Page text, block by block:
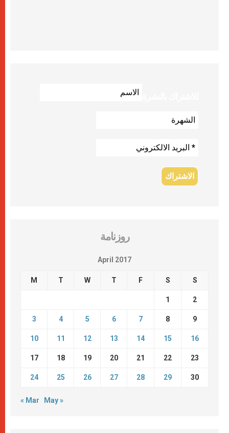
روزنامة
April 2017
M T W T F S S
1 2
3 4 5 6 7 8 9
10 11 12 13 14 15 16
17 18 19 20 21 22 23
24 25 26 27 28 29 30
« Mar May »